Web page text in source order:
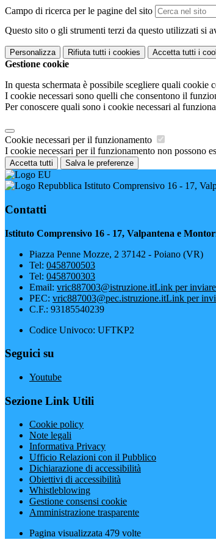
Campo di ricerca per le pagine del sito
Questo sito o gli strumenti terzi da questo utilizzati si
Personalizza Rifiuta tutti i cookies Accetta tutti i
Gestione cookie
In questa schermata è possibile scegliere quali cookie
I cookie necessari sono quelli che consentono il
Per conoscere quali sono i cookie necessari al
Cookie necessari per il funzionamento
I cookie necessari per il funzionamento non possono
Accetta tutti Salva le preferenze
Istituto Comprensivo 16 - 17,
Contatti
Istituto Comprensivo 16 - 17, Valpantena e
Piazza Penne Mozze, 2 37142 - Poiano (VR)
Tel: 0458700503
Tel: 0458700303
Email: vric887003@istruzione.itLink per
PEC: vric887003@pec.istruzione.itLink per
C.F.: 93185540239
Codice Univoco: UFTKP2
Seguici su
Youtube
Sezione Link Utili
Cookie policy
Note legali
Informativa Privacy
Ufficio Relazioni con il Pubblico
Dichiarazione di accessibilità
Obiettivi di accessibilità
Whistleblowing
Gestione consensi cookie
Amministrazione trasparente
Pagina visualizzata 479 volte